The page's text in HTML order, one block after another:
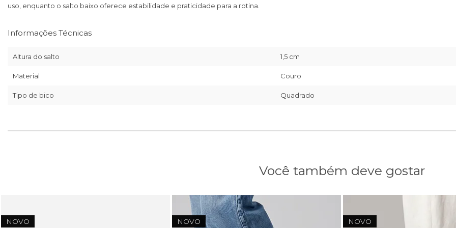
uso, enquanto o salto baixo oferece estabilidade e praticidade para a rotina.
Informações Técnicas
Altura do salto 1,5 cm
Material Couro
Tipo de bico Quadrado
Você também deve gostar
NOVO NOVO NOVO